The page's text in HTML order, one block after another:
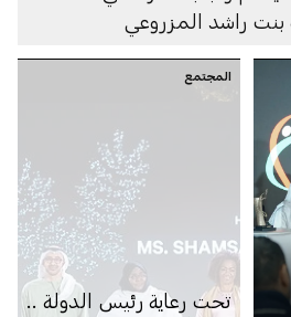
بنت راشد المزروعي
المجتمع
تحت رعاية رئيس الدولة ..